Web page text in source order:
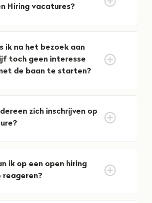
ik na het bezoek aan
toch geen interesse
zich inschrijven op
ik op een open hiring